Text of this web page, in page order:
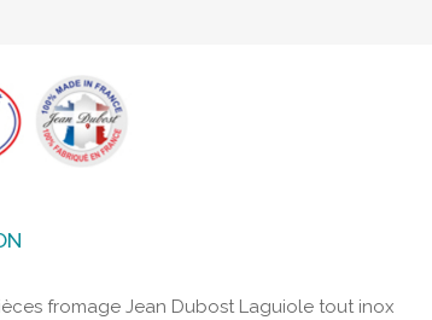
fromage Jean Dubost Laguiole tout inox